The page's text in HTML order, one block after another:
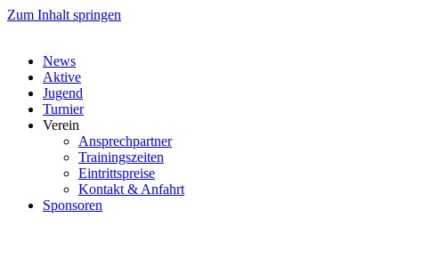
Zum Inhalt springen
News
Aktive
Jugend
Turnier
Verein
Ansprechpartner
Trainingszeiten
Eintrittspreise
Kontakt & Anfahrt
Sponsoren